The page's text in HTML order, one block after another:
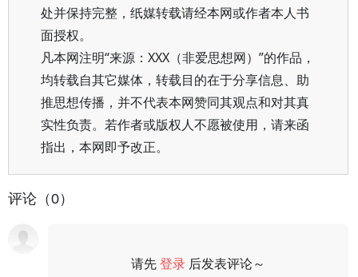
处并保持完整，纸媒转载请经本网或作者本人书
面授权。
凡本网注明“来源：XXX（非爱思想网）”的作品，
均转载自其它媒体，转载目的在于分享信息、助
推思想传播，并不代表本网赞同其观点和对其真
实性负责。若作者或版权人不愿被使用，请来函
指出，本网即予改正。
评论（0）
请先登录 后发表评论～